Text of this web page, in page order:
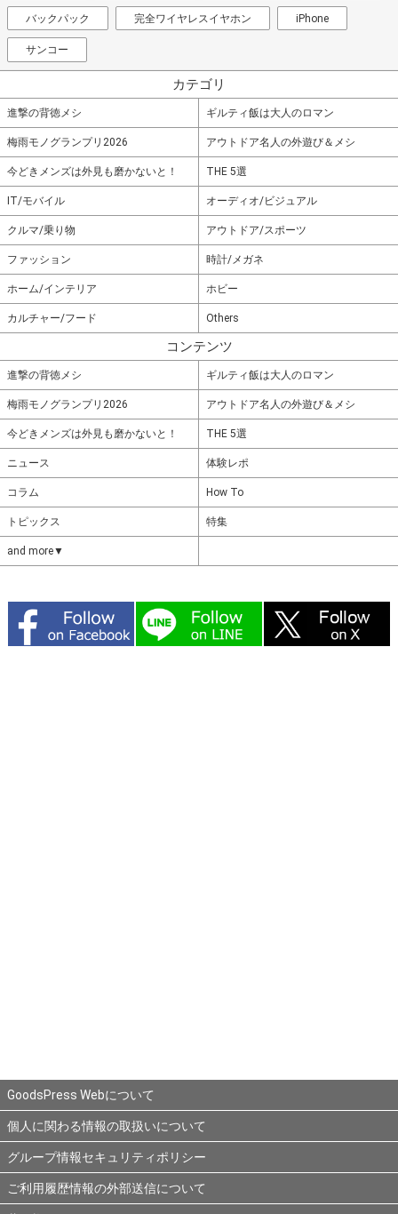
バックパック 完全ワイヤレスイヤホン iPhone
サンコー
カテゴリ
進撃の背徳メシ ギルティ飯は大人のロマン
梅雨モノグランプリ2026 アウトドア名人の外遊び＆メシ
今どきメンズは外見も磨かないと！ THE 5選
IT/モバイル オーディオ/ビジュアル
クルマ/乗り物 アウトドア/スポーツ
ファッション 時計/メガネ
ホーム/インテリア ホビー
カルチャー/フード Others
コンテンツ
進撃の背徳メシ ギルティ飯は大人のロマン
梅雨モノグランプリ2026 アウトドア名人の外遊び＆メシ
今どきメンズは外見も磨かないと！ THE 5選
ニュース 体験レポ
コラム How To
トピックス 特集
and more▼
GoodsPress Webについて
個人に関わる情報の取扱いについて
グループ情報セキュリティポリシー
ご利用履歴情報の外部送信について